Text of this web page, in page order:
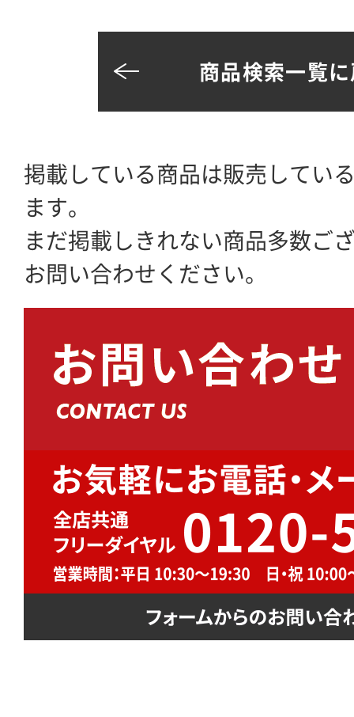
商品検索一覧
掲載している商品は販売してい
ます。
まだ掲載しきれない商品多数ご
お問い合わせください。